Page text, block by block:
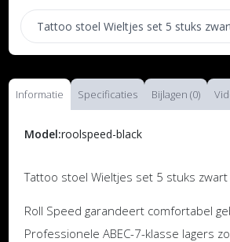
Tattoo stoel Wieltjes set 5 stuks
Informatie Specificaties Bijlagen (0)
Model:roolspeed-black
Tattoo stoel Wieltjes set 5 stuks zwart
Roll Speed ​​garandeert comfortabel
Professionele ABEC-7-klasse lagers